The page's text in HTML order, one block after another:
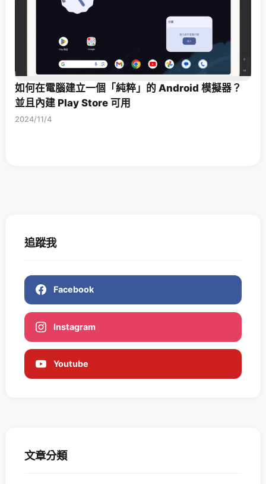
如何在電腦建立一個「純粹」的 Android 模擬器？
並且內建 Play Store 可用
2024/11/4
追蹤我
Facebook
Instagram
Youtube
文章分類